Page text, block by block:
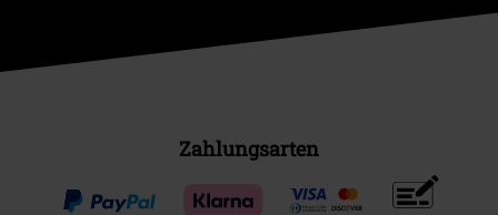
Zahlungsarten